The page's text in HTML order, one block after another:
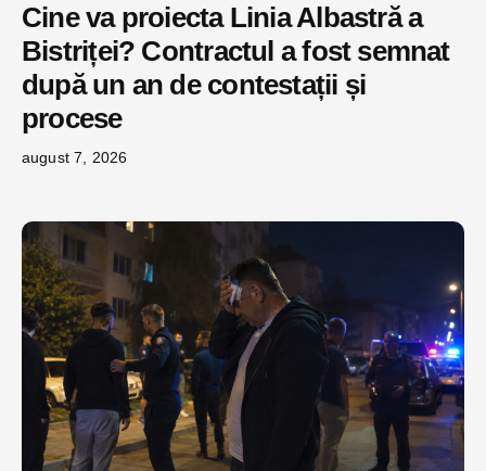
Cine va proiecta Linia Albastră a
Bistriței? Contractul a fost semnat
după un an de contestații și
procese
august 7, 2026